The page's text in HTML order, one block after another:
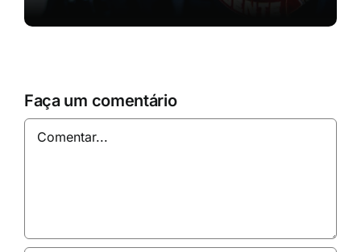
Faça um comentário
Comentar